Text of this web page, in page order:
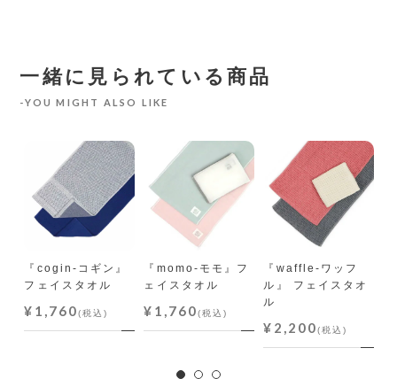
一緒に見られている商品
YOU MIGHT ALSO LIKE
『cogin-コギン』
フェイスタオル
¥1,760(税込)
『momo-モモ』フ
ェイスタオル
¥1,760(税込)
『waffle-ワッフ
ル』 フェイスタオ
ル
¥2,200(税込)